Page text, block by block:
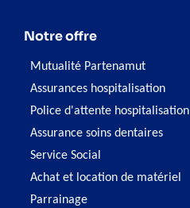
Notre offre
Mutualité Partenamut
Assurances hospitalisation
Police d'attente hospitalisation
Assurance soins dentaires
Service Social
Achat et location de matériel
Parrainage